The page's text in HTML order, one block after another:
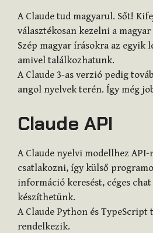
A Claude tud magyarul. Sőt!
választékosan kezelni a
Szép magyar írásokra az egyik
amivel találkozhatunk.
A Claude 3-as verzió pedig
angol nyelvek terén. Így még
Claude API
A Claude nyelvi modellhez
csatlakozni, így külső
információ keresést, céges
készíthetünk.
A Claude Python és TypeScript
rendelkezik.